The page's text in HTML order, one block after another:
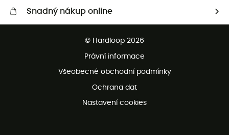
Snadný nákup online
Bezplatná zákaznická služba
© Hardloop 2026
Právní informace
Všeobecné obchodní podmínky
Ochrana dat
Nastavení cookies